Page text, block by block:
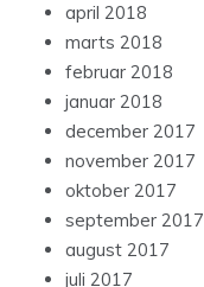
april 2018
marts 2018
februar 2018
januar 2018
december 2017
november 2017
oktober 2017
september 2017
august 2017
juli 2017